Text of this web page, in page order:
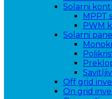
Solarni
MPPT
PWM
Solarni
Off grid
On grid